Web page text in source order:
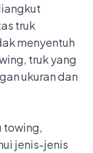
truk
menyentuh
truk yang
ukuran dan
towing,
jenis-jenis